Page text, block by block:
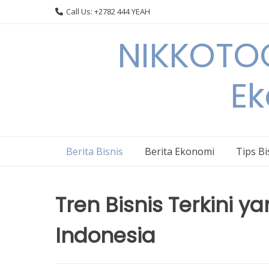
Call Us: +2782 444 YEAH
Berita Bisnis Berita Ekonomi Tips
Tren Bisnis Terkini
Indonesia